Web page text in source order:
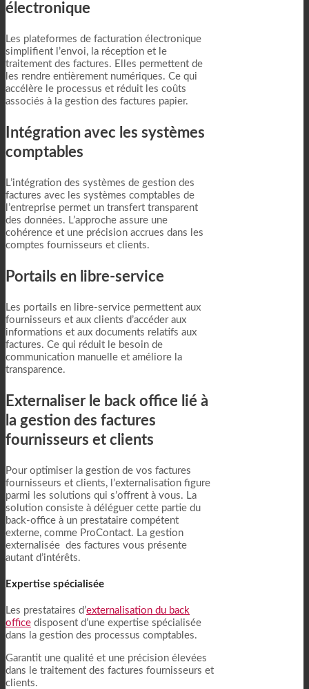
électronique
Les plateformes de facturation électronique
simplifient l’envoi, la réception et le
traitement des factures. Elles permettent de
les rendre entièrement numériques. Ce qui
accélère le processus et réduit les coûts
associés à la gestion des factures papier.
Intégration avec les systèmes
comptables
L’intégration des systèmes de gestion des
factures avec les systèmes comptables de
l’entreprise permet un transfert transparent
des données. L’approche assure une
cohérence et une précision accrues dans les
comptes fournisseurs et clients.
Portails en libre-service
Les portails en libre-service permettent aux
fournisseurs et aux clients d’accéder aux
informations et aux documents relatifs aux
factures. Ce qui réduit le besoin de
communication manuelle et améliore la
transparence.
Externaliser le back office lié à
la gestion des factures
fournisseurs et clients
Pour optimiser la gestion de vos factures
fournisseurs et clients, l’externalisation figure
parmi les solutions qui s’offrent à vous. La
solution consiste à déléguer cette partie du
back-office à un prestataire compétent
externe, comme ProContact. La gestion
externalisée des factures vous présente
autant d’intérêts.
Expertise spécialisée
Les prestataires d’externalisation du back
office disposent d’une expertise spécialisée
dans la gestion des processus comptables.
Garantit une qualité et une précision élevées
dans le traitement des factures fournisseurs et
clients.